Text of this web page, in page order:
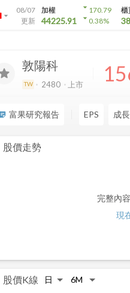
arrow_drop_down
08/07
更新
加權
44225.91
arrow_drop_down170.79
arrow_drop_down0.38%
櫃
敦陽科
TW 2480 上市
sticky_note_2 富果研究報告 EPS 成
股價走勢
完整內
現
股價K線